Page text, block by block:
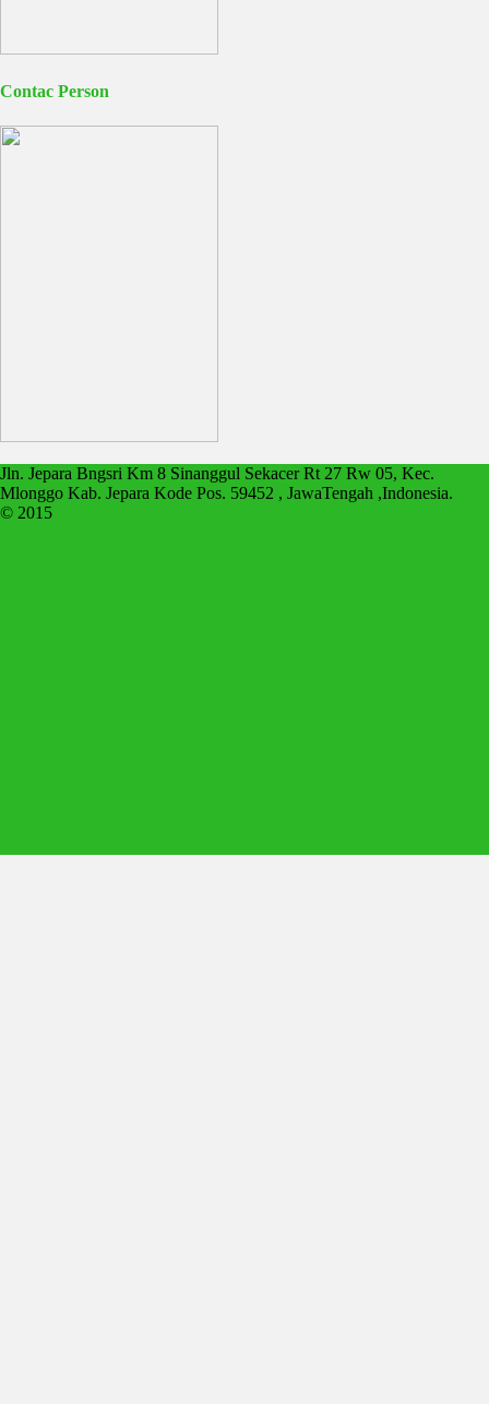
Contac Person
Jln. Jepara Bngsri Km 8 Sinanggul Sekacer Rt 27 Rw 05, Kec.
Mlonggo Kab. Jepara Kode Pos. 59452 , JawaTengah ,Indonesia.
© 2015